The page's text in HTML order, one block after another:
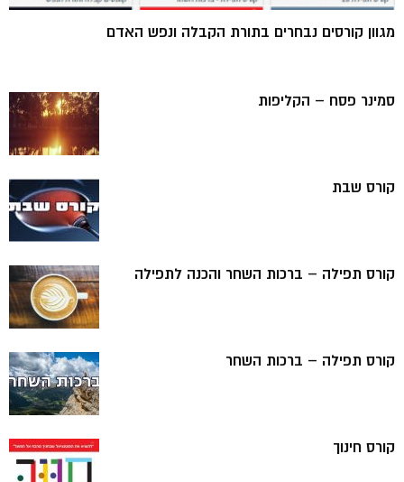
מגוון קורסים נבחרים בתורת הקבלה ונפש האדם
סמינר פסח – הקליפות
קורס שבת
קורס תפילה – ברכות השחר והכנה לתפילה
קורס תפילה – ברכות השחר
קורס חינוך